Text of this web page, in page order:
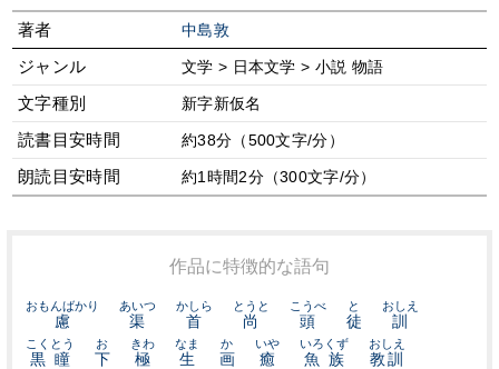
著者 中島敦
ジャンル 文学 > 日本文学 > 小説 物語
文字種別 新字新仮名
読書目安時間 約38分（500文字/分）
朗読目安時間 約1時間2分（300文字/分）
作品に特徴的な語句
慮
おもんばかり
渠
あいつ
首
かしら
尚
とうと
頭
こうべ
徒
と
訓
おしえ
黒瞳
こくとう
下
お
極
きわ
生
なま
画
か
癒
いや
魚族
いろくず
教訓
おしえ